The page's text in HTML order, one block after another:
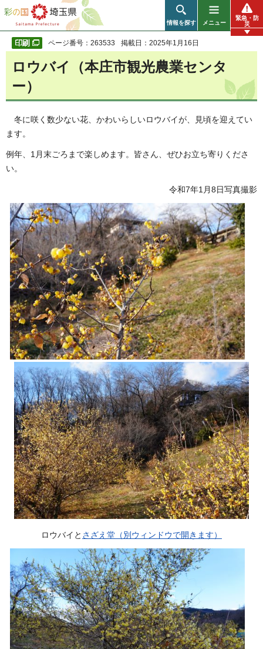
彩の国 埼玉県
情報を探す メニュー
緊急・防
災
ページ番号：263533 掲載日：2025年1月16日
ロウバイ（本庄市観光農業センタ
ー）
冬に咲く数少ない花、かわいらしいロウバイが、見頃を迎えてい
ます。
例年、1月末ごろまで楽しめます。皆さん、ぜひお立ち寄りくださ
い。
令和7年1月8日写真撮影
ロウバイと さざえ堂（別ウィンドウで開きます）